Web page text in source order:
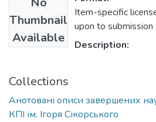
Thumbnail
Available
Item-specific
upon to submission
Description:
Collections
Анотовані описи завершених
КПІ ім. Ігоря Сікорського